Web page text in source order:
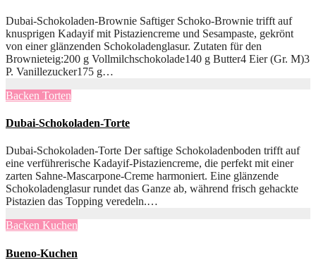
Dubai-Schokoladen-Brownie Saftiger Schoko-Brownie trifft auf
knusprigen Kadayif mit Pistaziencreme und Sesampaste, gekrönt
von einer glänzenden Schokoladenglasur. Zutaten für den
Brownieteig:200 g Vollmilchschokolade140 g Butter4 Eier (Gr. M)3
P. Vanillezucker175 g…
Backen Torten
Dubai-Schokoladen-Torte
Dubai-Schokoladen-Torte Der saftige Schokoladenboden trifft auf
eine verführerische Kadayif-Pistaziencreme, die perfekt mit einer
zarten Sahne-Mascarpone-Creme harmoniert. Eine glänzende
Schokoladenglasur rundet das Ganze ab, während frisch gehackte
Pistazien das Topping veredeln.…
Backen Kuchen
Bueno-Kuchen